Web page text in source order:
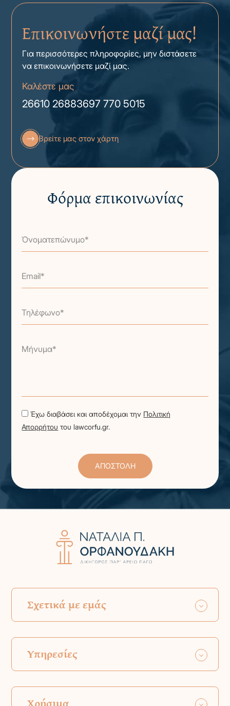
Επικοινωνήστε μαζί μας!
Για περισσότερες πληροφορίες, μην διστάσετε
να επικοινωνήσετε μαζί μας.
Καλέστε μας
26610 26883697 770 5015
Βρείτε μας στον χάρτη
Φόρμα επικοινωνίας
Όνοματεπώνυμο*
Email*
Τηλέφωνο*
Μήνυμα*
Έχω διαβάσει και αποδέχομαι την Πολιτική
Απορρήτου του lawcorfu.gr.
Σχετικά με εμάς
Υπηρεσίες